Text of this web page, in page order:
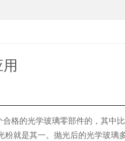
格的光学玻璃零部件的，其中
就是其一。抛光后的光学玻璃